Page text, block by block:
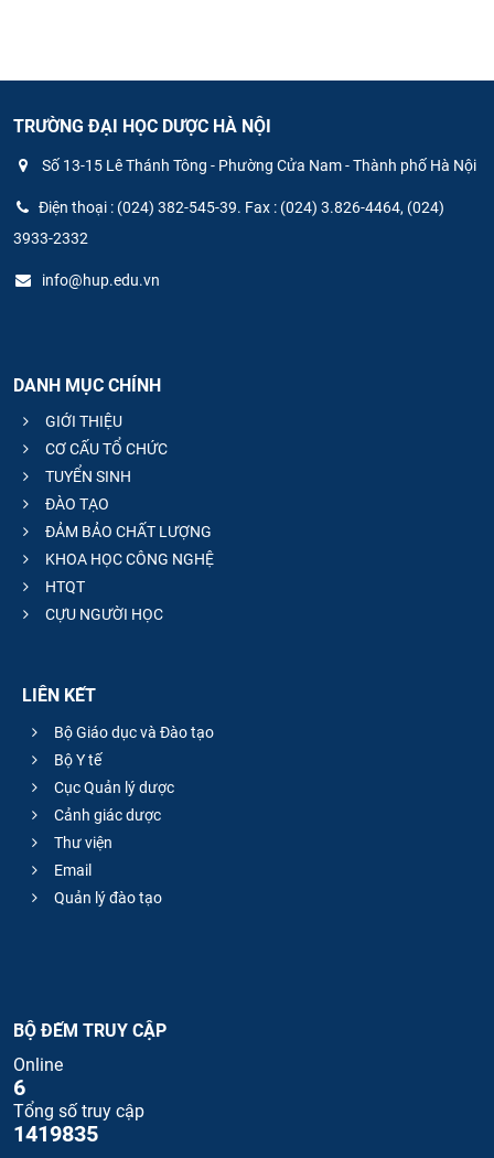
TRƯỜNG ĐẠI HỌC DƯỢC HÀ NỘI
Số 13-15 Lê Thánh Tông - Phường Cửa Nam - Thành phố Hà Nội
Điện thoại : (024) 382-545-39. Fax : (024) 3.826-4464, (024)
3933-2332
info@hup.edu.vn
DANH MỤC CHÍNH
GIỚI THIỆU
CƠ CẤU TỔ CHỨC
TUYỂN SINH
ĐÀO TẠO
ĐẢM BẢO CHẤT LƯỢNG
KHOA HỌC CÔNG NGHỆ
HTQT
CỰU NGƯỜI HỌC
LIÊN KẾT
Bộ Giáo dục và Đào tạo
Bộ Y tế
Cục Quản lý dược
Cảnh giác dược
Thư viện
Email
Quản lý đào tạo
BỘ ĐẾM TRUY CẬP
Online
6
Tổng số truy cập
1419835